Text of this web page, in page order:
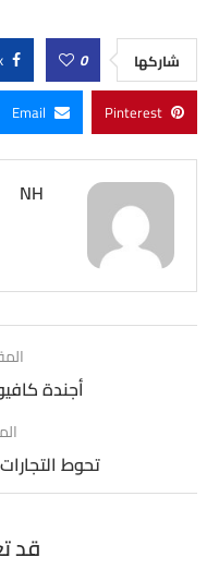
شاركها 0
Pinterest
Email
NH
أجندة
تحوط
قد